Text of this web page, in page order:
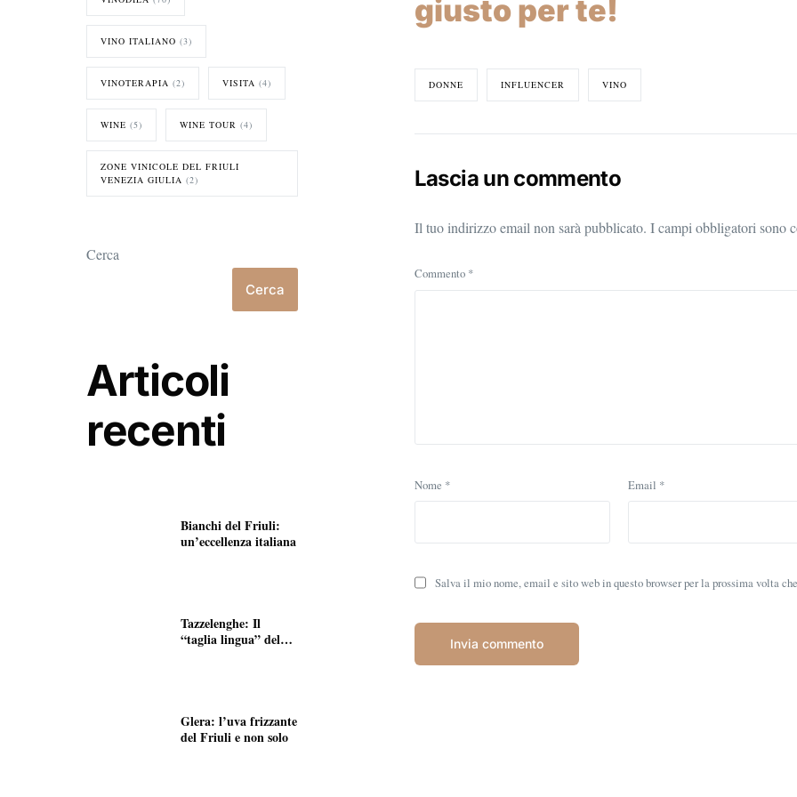
giusto per te!
DONNE INFLUENCER VINO
Lascia un commento
Il tuo indirizzo email non sarà pubblicato. I campi obbligatori sono
Commento *
Nome * Email *
Salva il mio nome, email e sito web in questo browser per la prossima volta
VINO ITALIANO (3)
VINOTERAPIA (2) VISITA (4)
WINE (5) WINE TOUR (4)
ZONE VINICOLE DEL FRIULI
VENEZIA GIULIA (2)
Cerca
Cerca
Articoli
recenti
Bianchi del Friuli:
un’eccellenza italiana
Tazzelenghe: Il
“taglia lingua” del
Glera: l’uva frizzante
del Friuli e non solo